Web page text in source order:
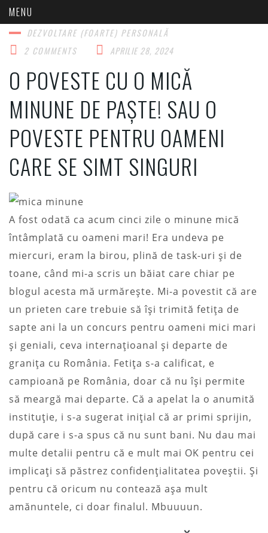
DEZVOLTARE (FOARTE) PERSONALĂ​
2 COMMENTS
APRILIE 28, 2024
O POVESTE CU O MICĂ
MINUNE DE PAȘTE! SAU O
POVESTE PENTRU OAMENI
CARE SE SIMT SINGURI
A fost odată ca acum cinci zile o minune mică
întâmplată cu oameni mari! Era undeva pe
miercuri, eram la birou, plină de task-uri și de
toane, când mi-a scris un băiat care chiar pe
blogul acesta mă urmărește. Mi-a povestit că are
un prieten care trebuie să își trimită fetița de
sapte ani la un concurs pentru oameni mici mari
și geniali, ceva internațioanal și departe de
granița cu România. Fetița s-a calificat, e
campioană pe România, doar că nu își permite
să meargă mai departe. Că a apelat la o anumită
instituție, i s-a sugerat inițial că ar primi sprijin,
după care i s-a spus că nu sunt bani. Nu dau mai
multe detalii pentru că e mult mai OK pentru cei
implicați să păstrez confidențialitatea poveștii. Și
pentru că oricum nu contează așa mult
amănuntele, ci doar finalul. Mbuuuun.